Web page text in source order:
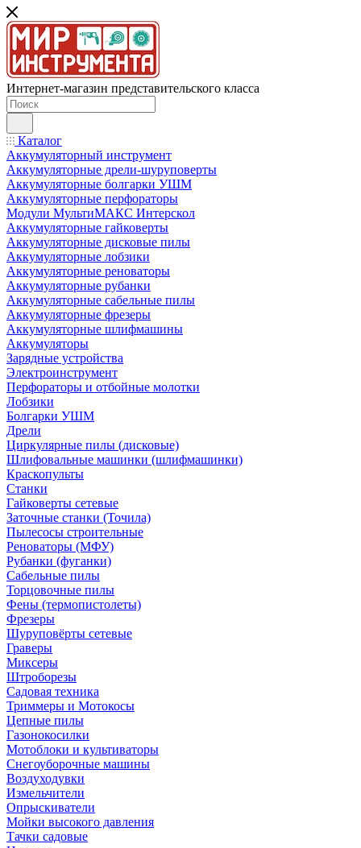
Интернет-магазин представительского класса
Каталог
Аккумуляторный инструмент
Аккумуляторные дрели-шуруповерты
Аккумуляторные болгарки УШМ
Аккумуляторные перфораторы
Модули МультиМАКС Интерскол
Аккумуляторные гайковерты
Аккумуляторные дисковые пилы
Аккумуляторные лобзики
Аккумуляторные реноваторы
Аккумуляторные рубанки
Аккумуляторные сабельные пилы
Аккумуляторные фрезеры
Аккумуляторные шлифмашины
Аккумуляторы
Зарядные устройства
Электроинструмент
Перфораторы и отбойные молотки
Лобзики
Болгарки УШМ
Дрели
Циркулярные пилы (дисковые)
Шлифовальные машинки (шлифмашинки)
Краскопульты
Станки
Гайковерты сетевые
Заточные станки (Точила)
Пылесосы строительные
Реноваторы (МФУ)
Рубанки (фуганки)
Сабельные пилы
Торцовочные пилы
Фены (термопистолеты)
Фрезеры
Шуруповёрты сетевые
Граверы
Миксеры
Штроборезы
Садовая техника
Триммеры и Мотокосы
Цепные пилы
Газонокосилки
Мотоблоки и культиваторы
Снегоуборочные машины
Воздуходувки
Измельчители
Опрыскиватели
Мойки высокого давления
Тачки садовые